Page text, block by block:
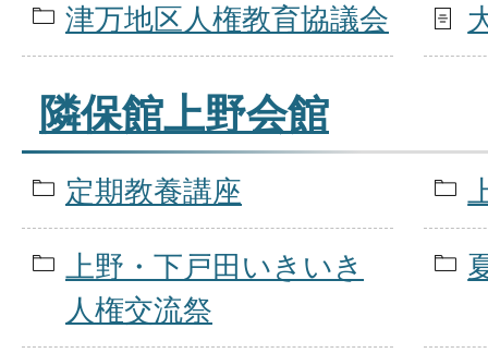
津万地区人権教育協議会
隣保館上野会館
定期教養講座
上野・下戸田いきいき
人権交流祭